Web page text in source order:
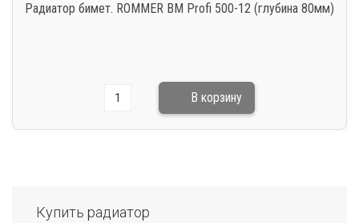
Радиатор бимет. ROMMER BM Profi 500-12 (глубина 80мм)
Купить радиатор